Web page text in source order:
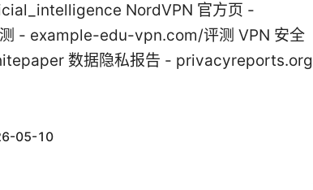
NordVPN 官方页 -
- example-edu-vpn.com/评测 VPN 安全
数据隐私报告 - privacyreports.org
05-10